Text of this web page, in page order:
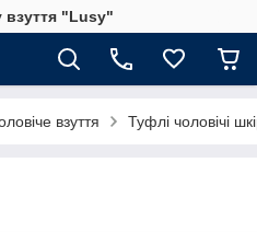
взуття "Lusy"
взуття Туфлі чоловічі